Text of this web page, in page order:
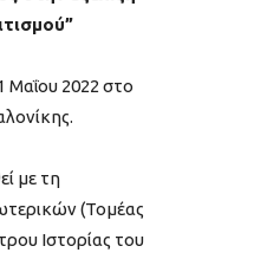
Μαΐου 2022 στο
με τη
(Τομέας
Ιστορίας του